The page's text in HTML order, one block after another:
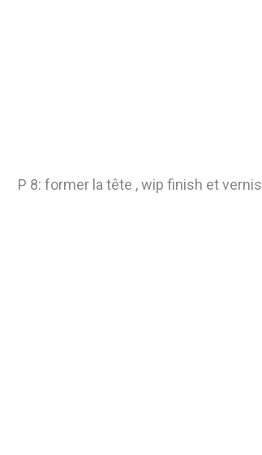
P 8: former la tête , wip finish et vernis